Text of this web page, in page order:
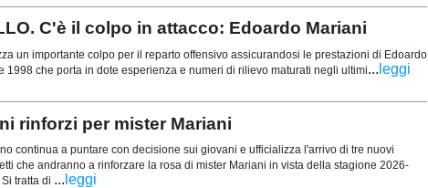
C'è il colpo in attacco: Edoardo Mariani
un importante colpo per il reparto offensivo assicurandosi le prestazioni di Edoardo
1998 che porta in dote esperienza e numeri di rilievo maturati negli ultimi... leggi
rinforzi per mister Mariani
continua a puntare con decisione sui giovani e ufficializza l'arrivo di tre nuovi
che andranno a rinforzare la rosa di mister Mariani in vista della stagione 2026-
tratta di ... leggi